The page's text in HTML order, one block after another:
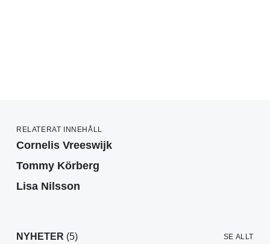
RELATERAT INNEHÅLL
Cornelis Vreeswijk
Tommy Körberg
Lisa Nilsson
NYHETER (5) SE ALLT